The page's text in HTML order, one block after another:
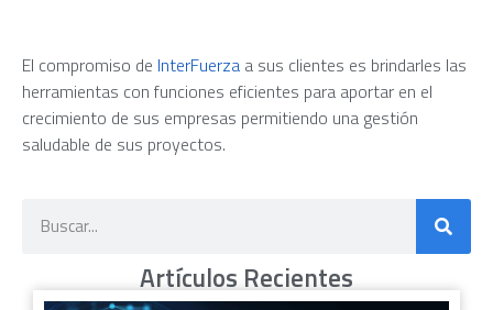
El compromiso de InterFuerza a sus clientes es brindarles las
herramientas con funciones eficientes para aportar en el
crecimiento de sus empresas permitiendo una gestión
saludable de sus proyectos.
Artículos Recientes